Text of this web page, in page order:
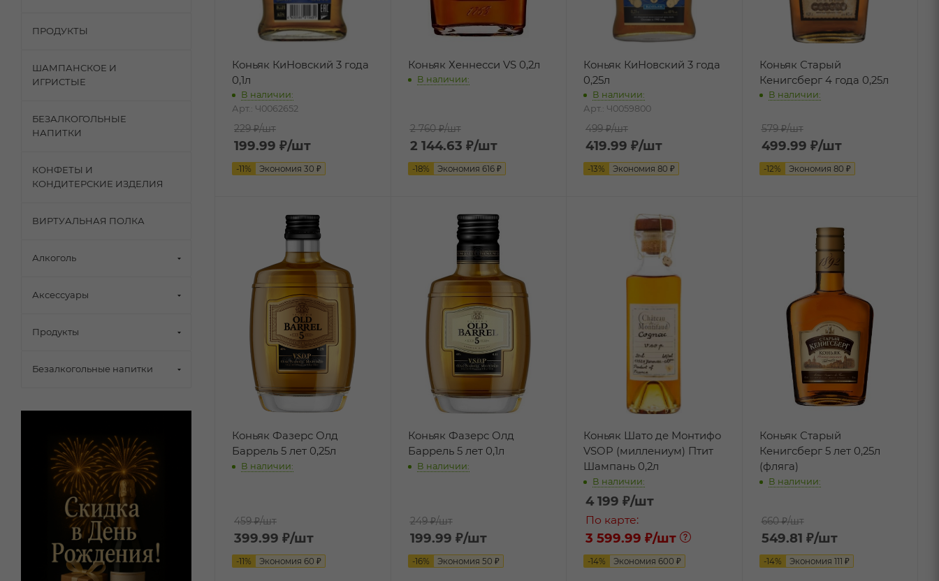
Коньяк КиНовский 3 года
0,1л
В наличии:
Арт.: Ч0062652
229 ₽/шт
199.99 ₽/шт
-11% Экономия 30 ₽
Коньяк Хеннесси VS 0,2л
В наличии:
2 760 ₽/шт
2 144.63 ₽/шт
-18% Экономия 616₽
Коньяк КиНовский 3 года
0,25л
В наличии:
Арт.: Ч0059800
499 ₽/шт
419.99 ₽/шт
-13% Экономия 80 ₽
Коньяк Старый
Кенигсберг 4 года 0,25л
В наличии:
579 ₽/шт
499.99 ₽/шт
-12% Экономия 80 ₽
Коньяк Фазерс Олд
Баррель 5 лет 0,25л
В наличии:
459 ₽/шт
399.99 ₽/шт
-11% Экономия 60 ₽
Коньяк Фазерс Олд
Баррель 5 лет 0,1л
В наличии:
249 ₽/шт
199.99 ₽/шт
-16% Экономия 50 ₽
Коньяк Шато де Монтифо
VSOP (миллениум) Птит
Шампань 0,2л
В наличии:
4 199 ₽/шт
По карте:
3 599.99 ₽/шт
-14% Экономия 600 ₽
Коньяк Старый
Кенигсберг 5 лет 0,25л
(фляга)
В наличии:
660 ₽/шт
549.81 ₽/шт
-14% Экономия 111 ₽
ПРОДУКТЫ
ШАМПАНСКОЕ И
ИГРИСТЫЕ
БЕЗАЛКОГОЛЬНЫЕ
НАПИТКИ
КОНФЕТЫ И
КОНДИТЕРСКИЕ ИЗДЕЛИЯ
ВИРТУАЛЬНАЯ ПОЛКА
Алкоголь
Аксессуары
Продукты
Безалкогольные напитки